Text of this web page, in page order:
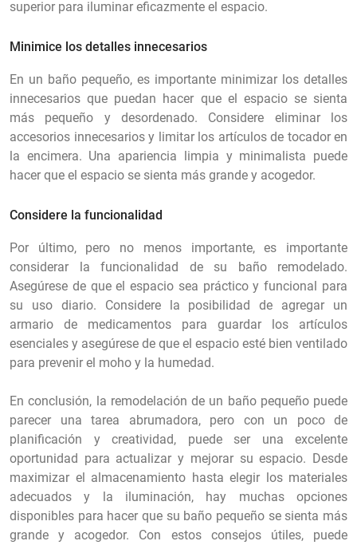
superior para iluminar eficazmente el espacio.
Minimice los detalles innecesarios
En un baño pequeño, es importante minimizar los detalles
innecesarios que puedan hacer que el espacio se sienta
más pequeño y desordenado. Considere eliminar los
accesorios innecesarios y limitar los artículos de tocador en
la encimera. Una apariencia limpia y minimalista puede
hacer que el espacio se sienta más grande y acogedor.
Considere la funcionalidad
Por último, pero no menos importante, es importante
considerar la funcionalidad de su baño remodelado.
Asegúrese de que el espacio sea práctico y funcional para
su uso diario. Considere la posibilidad de agregar un
armario de medicamentos para guardar los artículos
esenciales y asegúrese de que el espacio esté bien ventilado
para prevenir el moho y la humedad.
En conclusión, la remodelación de un baño pequeño puede
parecer una tarea abrumadora, pero con un poco de
planificación y creatividad, puede ser una excelente
oportunidad para actualizar y mejorar su espacio. Desde
maximizar el almacenamiento hasta elegir los materiales
adecuados y la iluminación, hay muchas opciones
disponibles para hacer que su baño pequeño se sienta más
grande y acogedor. Con estos consejos útiles, puede